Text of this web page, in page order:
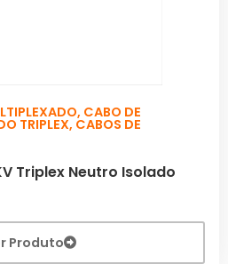
, CABO DE
TRIPLEX, CABOS DE
Triplex Neutro Isolado
Produto